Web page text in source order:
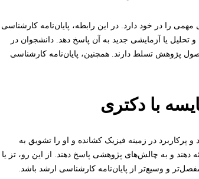
را در خود دارد. در این رابطه، پایان‌نامه کارشناسی
یا آزمایشی جدید به آن پاسخ دهد. دانشجوان در
پژوهش تسلط دارند. همچنین، پایان‌نامه کارشناسی
با دکتری
پرکاربرد در زمینه فیزیک کشانده و او را تشویق به
دهند و به چالش‌های پژوهشی پاسخ دهند. از این رو، تز یا
و وسیع‌تر از پایان‌نامه کارشناسی ارشد باشد.